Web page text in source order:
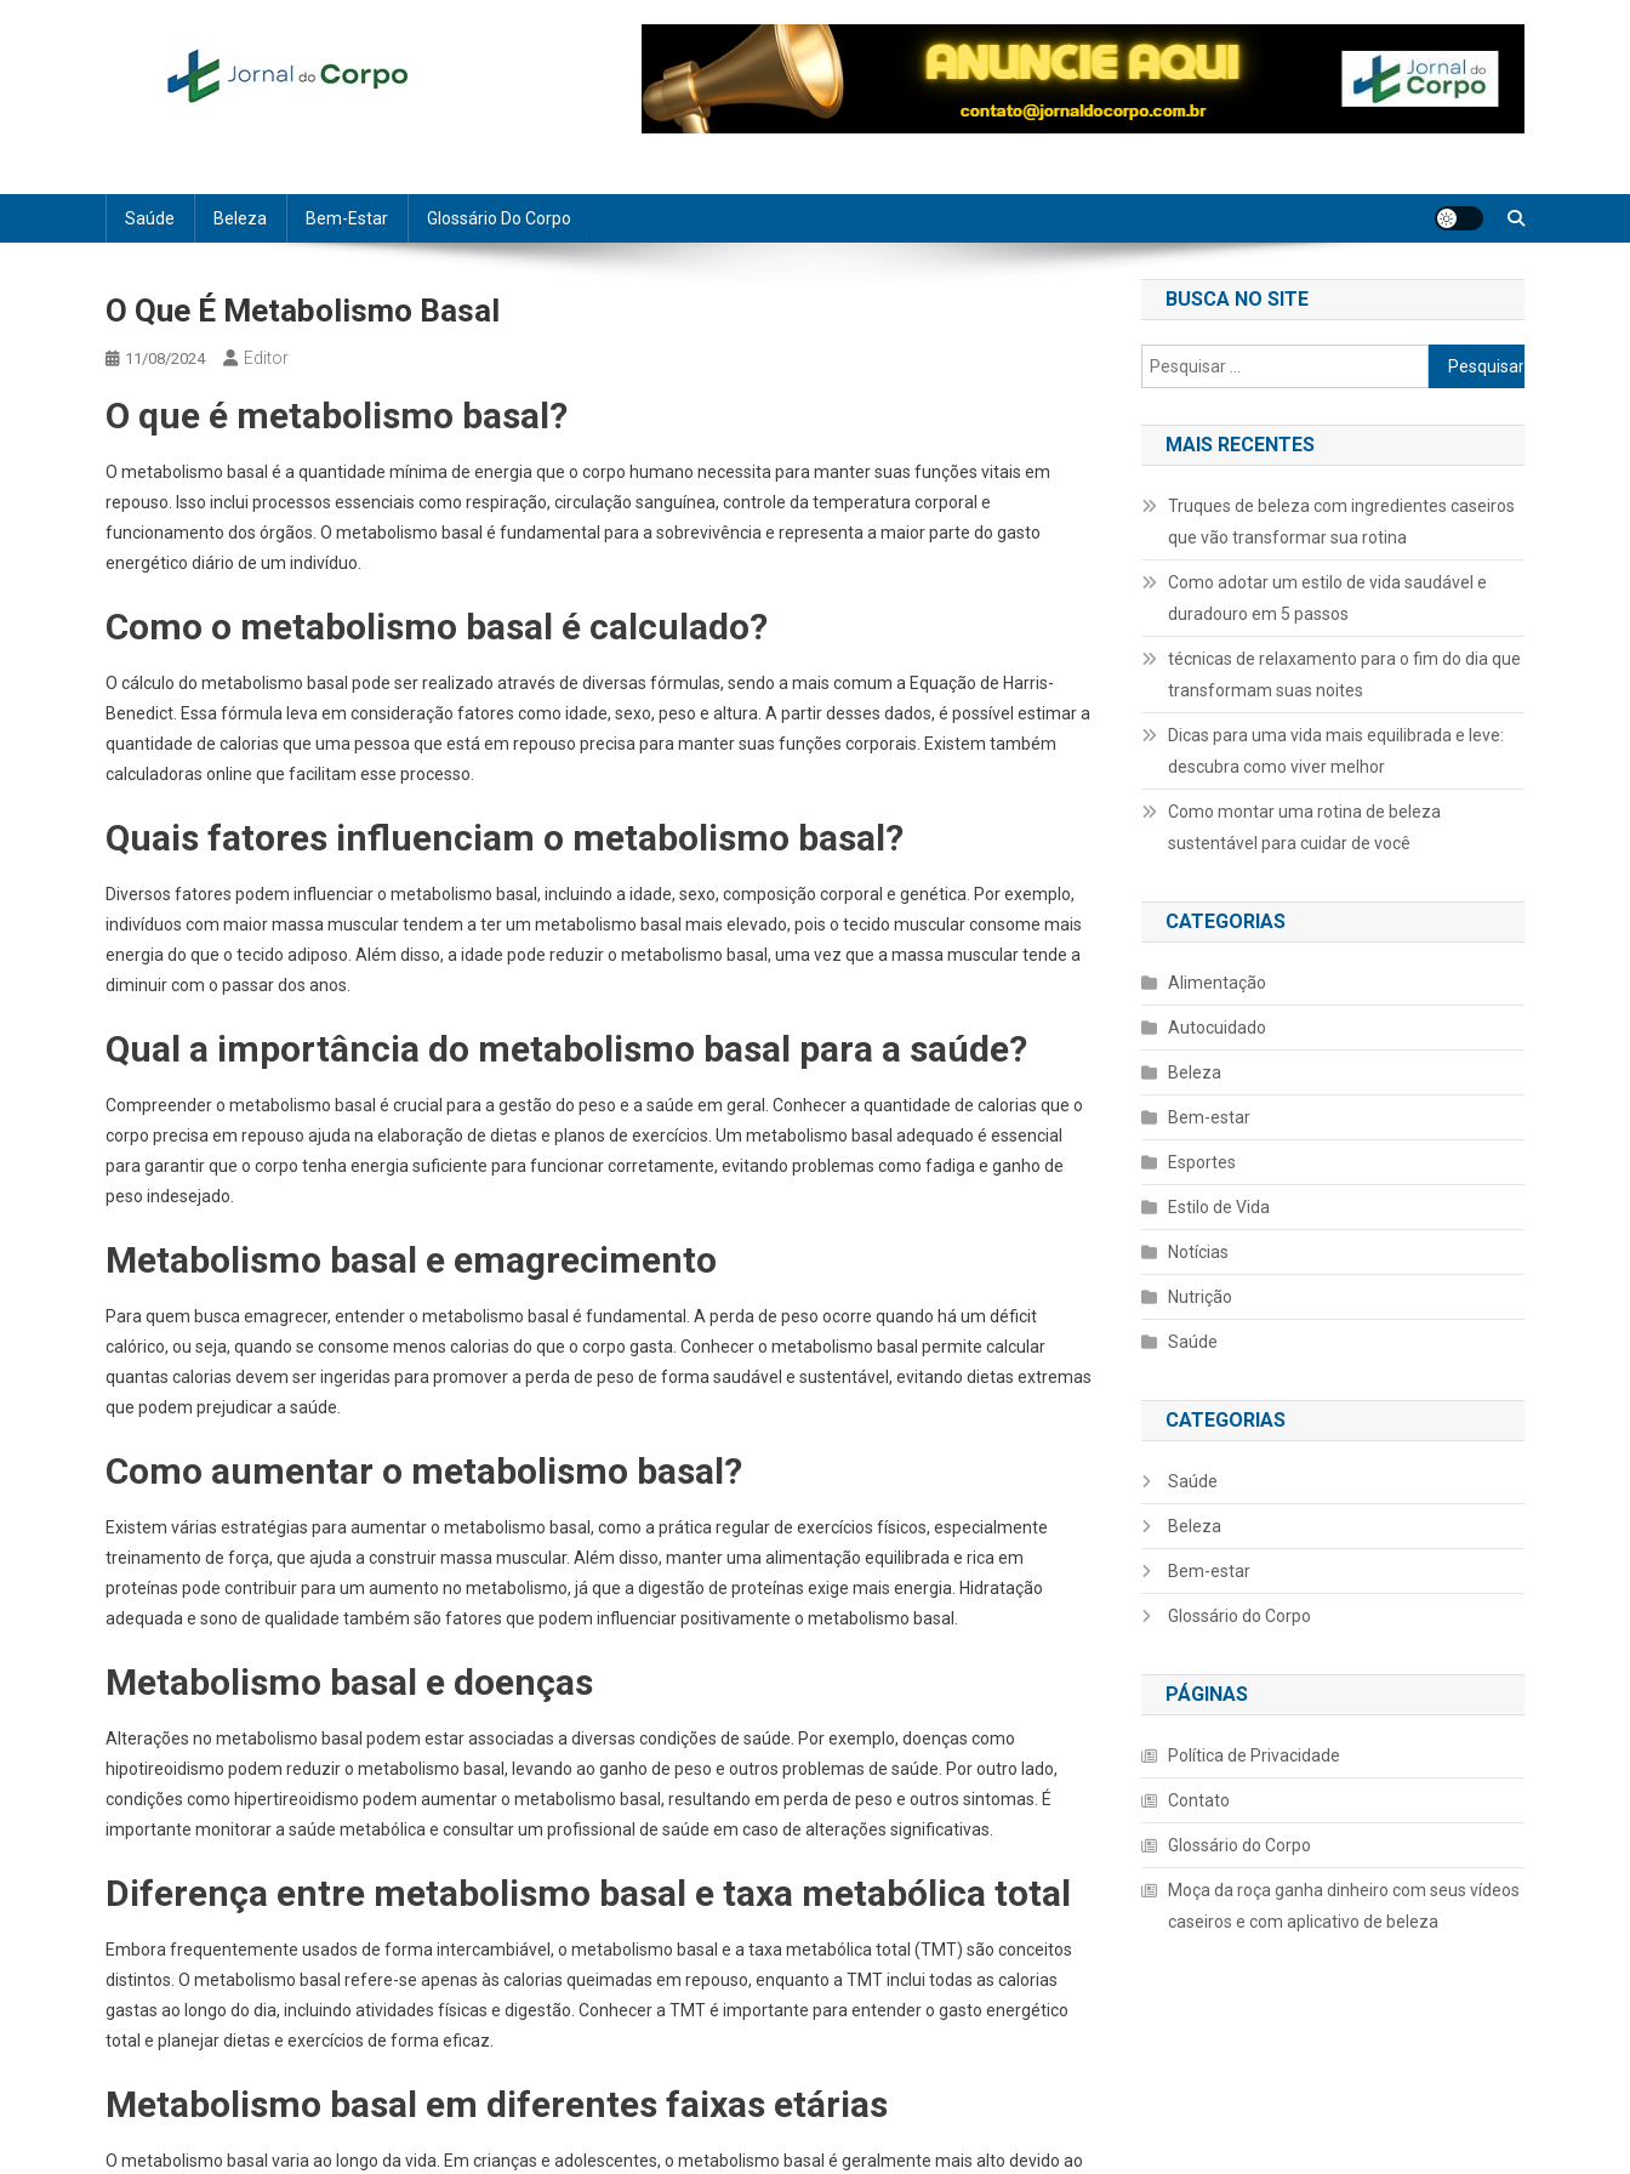
Saúde Beleza Bem-Estar Glossário Do Corpo
O Que É Metabolismo Basal
11/08/2024 Editor
O que é metabolismo basal?
O metabolismo basal é a quantidade mínima de energia que o corpo humano necessita para manter suas funções vitais em
repouso. Isso inclui processos essenciais como respiração, circulação sanguínea, controle da temperatura corporal e
funcionamento dos órgãos. O metabolismo basal é fundamental para a sobrevivência e representa a maior parte do gasto
energético diário de um indivíduo.
Como o metabolismo basal é calculado?
O cálculo do metabolismo basal pode ser realizado através de diversas fórmulas, sendo a mais comum a Equação de Harris-
Benedict. Essa fórmula leva em consideração fatores como idade, sexo, peso e altura. A partir desses dados, é possível estimar a
quantidade de calorias que uma pessoa que está em repouso precisa para manter suas funções corporais. Existem também
calculadoras online que facilitam esse processo.
Quais fatores influenciam o metabolismo basal?
Diversos fatores podem influenciar o metabolismo basal, incluindo a idade, sexo, composição corporal e genética. Por exemplo,
indivíduos com maior massa muscular tendem a ter um metabolismo basal mais elevado, pois o tecido muscular consome mais
energia do que o tecido adiposo. Além disso, a idade pode reduzir o metabolismo basal, uma vez que a massa muscular tende a
diminuir com o passar dos anos.
Qual a importância do metabolismo basal para a saúde?
Compreender o metabolismo basal é crucial para a gestão do peso e a saúde em geral. Conhecer a quantidade de calorias que o
corpo precisa em repouso ajuda na elaboração de dietas e planos de exercícios. Um metabolismo basal adequado é essencial
para garantir que o corpo tenha energia suficiente para funcionar corretamente, evitando problemas como fadiga e ganho de
peso indesejado.
Metabolismo basal e emagrecimento
Para quem busca emagrecer, entender o metabolismo basal é fundamental. A perda de peso ocorre quando há um déficit
calórico, ou seja, quando se consome menos calorias do que o corpo gasta. Conhecer o metabolismo basal permite calcular
quantas calorias devem ser ingeridas para promover a perda de peso de forma saudável e sustentável, evitando dietas extremas
que podem prejudicar a saúde.
Como aumentar o metabolismo basal?
Existem várias estratégias para aumentar o metabolismo basal, como a prática regular de exercícios físicos, especialmente
treinamento de força, que ajuda a construir massa muscular. Além disso, manter uma alimentação equilibrada e rica em
proteínas pode contribuir para um aumento no metabolismo, já que a digestão de proteínas exige mais energia. Hidratação
adequada e sono de qualidade também são fatores que podem influenciar positivamente o metabolismo basal.
Metabolismo basal e doenças
Alterações no metabolismo basal podem estar associadas a diversas condições de saúde. Por exemplo, doenças como
hipotireoidismo podem reduzir o metabolismo basal, levando ao ganho de peso e outros problemas de saúde. Por outro lado,
condições como hipertireoidismo podem aumentar o metabolismo basal, resultando em perda de peso e outros sintomas. É
importante monitorar a saúde metabólica e consultar um profissional de saúde em caso de alterações significativas.
Diferença entre metabolismo basal e taxa metabólica total
Embora frequentemente usados de forma intercambiável, o metabolismo basal e a taxa metabólica total (TMT) são conceitos
distintos. O metabolismo basal refere-se apenas às calorias queimadas em repouso, enquanto a TMT inclui todas as calorias
gastas ao longo do dia, incluindo atividades físicas e digestão. Conhecer a TMT é importante para entender o gasto energético
total e planejar dietas e exercícios de forma eficaz.
Metabolismo basal em diferentes faixas etárias
O metabolismo basal varia ao longo da vida. Em crianças e adolescentes, o metabolismo basal é geralmente mais alto devido ao
BUSCA NO SITE
Pesquisar
por:
MAIS RECENTES
Truques de beleza com ingredientes caseiros
que vão transformar sua rotina
Como adotar um estilo de vida saudável e
duradouro em 5 passos
técnicas de relaxamento para o fim do dia que
transformam suas noites
Dicas para uma vida mais equilibrada e leve:
descubra como viver melhor
Como montar uma rotina de beleza
sustentável para cuidar de você
CATEGORIAS
Alimentação
Autocuidado
Beleza
Bem-estar
Esportes
Estilo de Vida
Notícias
Nutrição
Saúde
CATEGORIAS
Saúde
Beleza
Bem-estar
Glossário do Corpo
PÁGINAS
Política de Privacidade
Contato
Glossário do Corpo
Moça da roça ganha dinheiro com seus vídeos
caseiros e com aplicativo de beleza